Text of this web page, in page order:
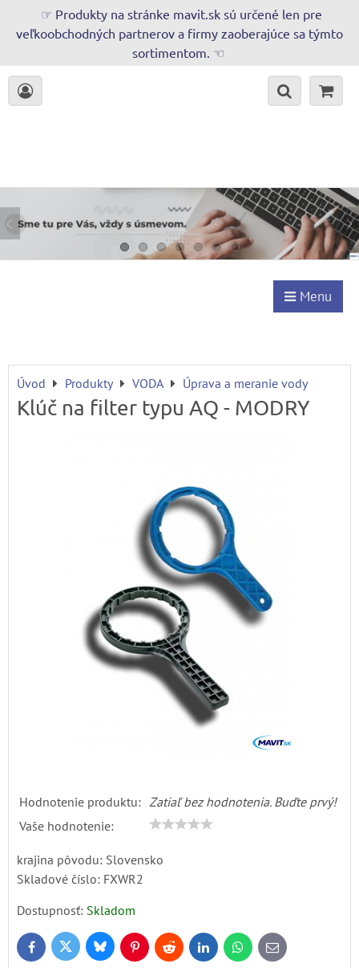
☞ Produkty na stránke mavit.sk sú určené len pre
veľkoobchodných partnerov a firmy zaoberajúce sa týmto
sortimentom. ☜
Menu
Úvod Produkty VODA Úprava a meranie vody
Klúč na filter typu AQ - MODRY
Hodnotenie produktu: Zatiaľ bez hodnotenia. Buďte prvý!
Vaše hodnotenie:
krajina pôvodu: Slovensko
Skladové číslo: FXWR2
Dostupnosť: Skladom
FacebookTwitter BlueskyPinterestReddit LinkedInWhatsApp
E-
mail